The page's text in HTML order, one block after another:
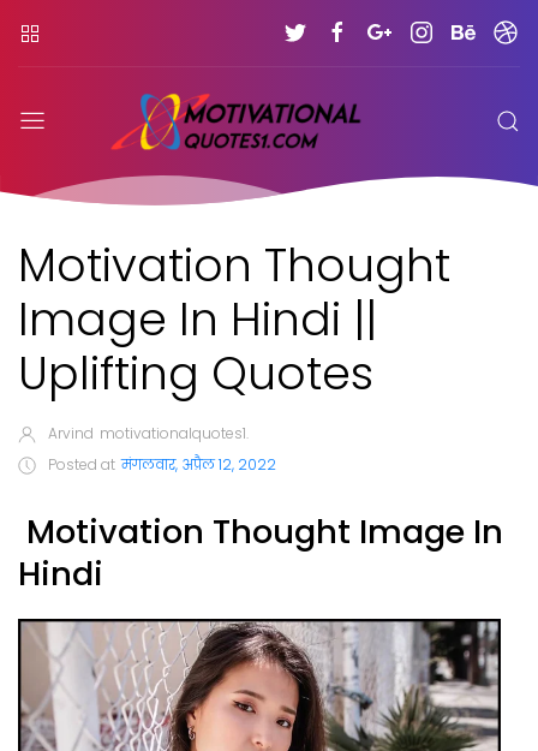
Motivation Thought
Image In Hindi ||
Uplifting Quotes
Arvind motivationalquotes1.
Posted at मंगलवार, अप्रैल 12, 2022
Motivation Thought Image In
Hindi